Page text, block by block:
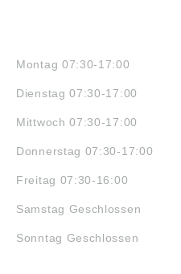
Montag 07:30-17:00
Dienstag 07:30-17:00
Mittwoch 07:30-17:00
Donnerstag 07:30-17:00
Freitag 07:30-16:00
Samstag Geschlossen
Sonntag Geschlossen